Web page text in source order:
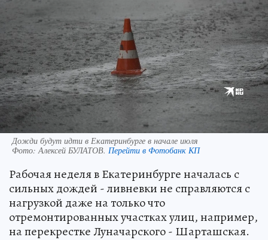
Дожди будут идти в Екатеринбурге в начале июля
Фото: Алексей БУЛАТОВ. Перейти в Фотобанк КП
Рабочая неделя в Екатеринбурге началась с
сильных дождей - ливневки не справляются с
нагрузкой даже на только что
отремонтированных участках улиц, например,
на перекрестке Луначарского - Шарташская.